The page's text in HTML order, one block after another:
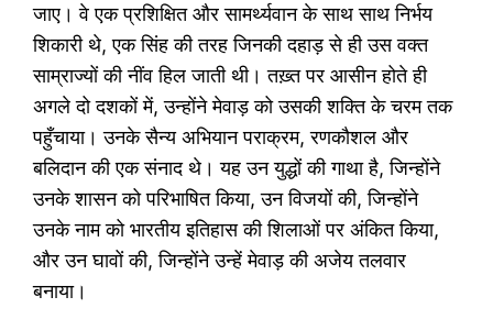
जाए। वे एक प्रशिक्षित और सामर्थ्यवान के साथ साथ निर्भय
शिकारी थे, एक सिंह की तरह जिनकी दहाड़ से ही उस वक्त
साम्राज्यों की नींव हिल जाती थी। तख़्त पर आसीन होते ही
अगले दो दशकों में, उन्होंने मेवाड़ को उसकी शक्ति के चरम तक
पहुँचाया। उनके सैन्य अभियान पराक्रम, रणकौशल और
बलिदान की एक संनाद थे। यह उन युद्धों की गाथा है, जिन्होंने
उनके शासन को परिभाषित किया, उन विजयों की, जिन्होंने
उनके नाम को भारतीय इतिहास की शिलाओं पर अंकित किया,
और उन घावों की, जिन्होंने उन्हें मेवाड़ की अजेय तलवार
बनाया।